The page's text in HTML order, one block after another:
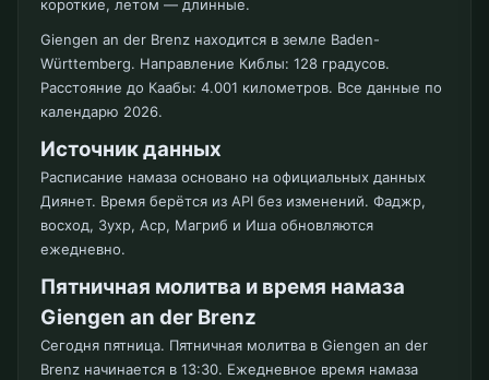
короткие, летом — длинные.
Giengen an der Brenz находится в земле Baden-
Württemberg. Направление Киблы: 128 градусов.
Расстояние до Каабы: 4.001 километров. Все данные по
календарю 2026.
Источник данных
Расписание намаза основано на официальных данных
Диянет. Время берётся из API без изменений. Фаджр,
восход, Зухр, Аср, Магриб и Иша обновляются
ежедневно.
Пятничная молитва и время намаза
Giengen an der Brenz
Сегодня пятница. Пятничная молитва в Giengen an der
Brenz начинается в 13:30. Ежедневное время намаза